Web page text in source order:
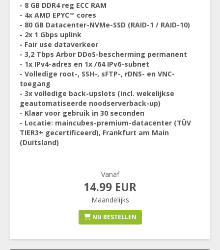
- 8 GB DDR4 reg ECC RAM
- 4x AMD EPYC™ cores
- 80 GB Datacenter-NVMe-SSD (RAID-1 / RAID-10)
- 2x 1 Gbps uplink
- Fair use dataverkeer
- 3,2 Tbps Arbor DDoS-bescherming permanent
- 1x IPv4-adres en 1x /64 IPv6-subnet
- Volledige root-, SSH-, sFTP-, rDNS- en VNC-
toegang
- 3x volledige back-upslots (incl. wekelijkse
geautomatiseerde noodserverback-up)
- Klaar voor gebruik in 30 seconden
- Locatie: maincubes-premium-datacenter (TÜV
TIER3+ gecertificeerd), Frankfurt am Main
(Duitsland)
Vanaf
14.99 EUR
Maandelijks
NU BESTELLEN